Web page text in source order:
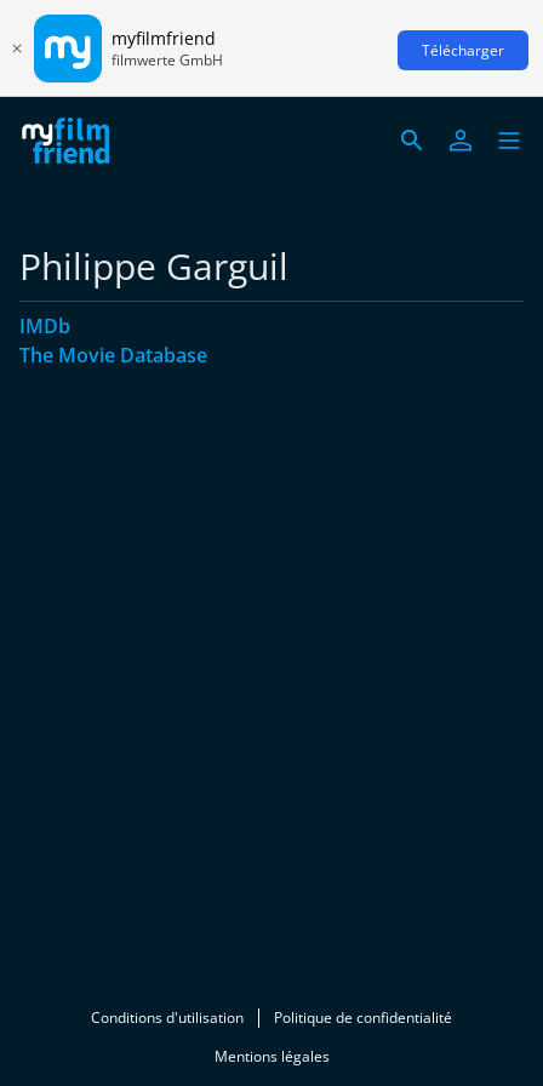
myfilmfriend
filmwerte GmbH Télécharger
Philippe Garguil
IMDb
The Movie Database
Conditions d'utilisation
Politique de confidentialité
Mentions légales